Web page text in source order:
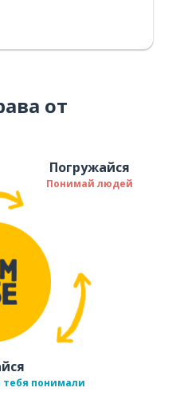
от
Погружайся
Понимай людей
тебя понимали